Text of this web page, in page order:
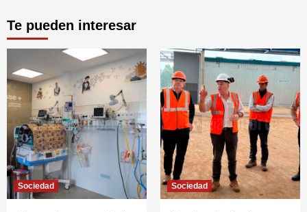
Te pueden interesar
Sociedad Sociedad